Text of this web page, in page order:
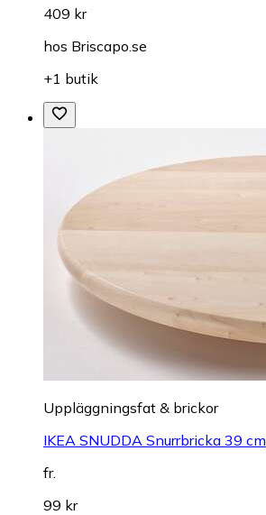
409 kr
hos Briscapo.se
+1 butik
Uppläggningsfat & brickor
IKEA SNUDDA Snurrbricka 39 cm
fr.
99 kr